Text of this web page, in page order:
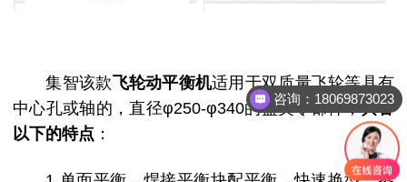
集智该款 飞轮动平衡机适用于双质量飞轮等具有
中心孔或轴的，直径φ250-φ340的盘类零部件；具备
以下的特点 ：
咨询：18069873023